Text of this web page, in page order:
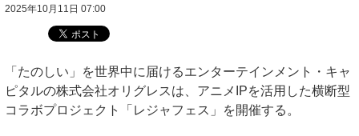
2025年10月11日 07:00
「たのしい」を世界中に届けるエンターテインメント・キャ
ピタルの株式会社オリグレスは、アニメIPを活用した横断型
コラボプロジェクト「レジャフェス」を開催する。